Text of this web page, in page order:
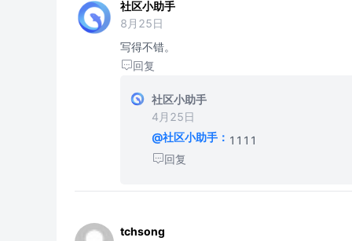
社区小助手
8月25日
写得不错。
回复
社区小助手
4月25日
@社区小助手： 1111
回复
tchsong